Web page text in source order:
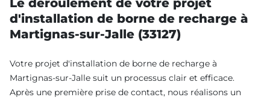
Le déroulement de votre projet
d'installation de borne de recharge à
Martignas-sur-Jalle (33127)
Votre projet d'installation de borne de recharge à
Martignas-sur-Jalle suit un processus clair et efficace.
Après une première prise de contact, nous réalisons un